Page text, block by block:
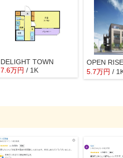
DELIGHT TOWN
7.6万円 / 1K
OPEN
5.7万円 /